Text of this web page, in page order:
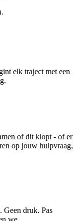
elk traject met een
of dit klopt - of er
op jouw hulpvraag,
Geen druk. Pas
we.